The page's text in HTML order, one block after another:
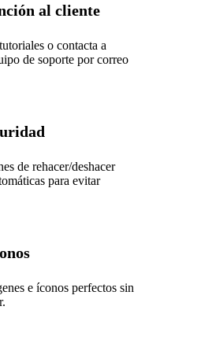
al cliente
o contacta a
de soporte por correo
de rehacer/deshacer
para evitar
e íconos perfectos sin